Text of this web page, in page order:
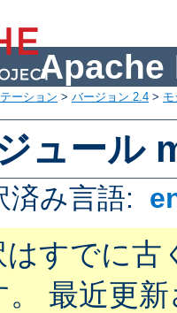
Apache
ーション > バージョン 2.4 >
ュール
済み言語:
はすでに古
最近更